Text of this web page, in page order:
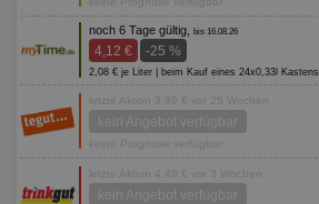
noch 6 Tage gültig, bis 16.08.26
4,12 € -25 %
2,08 € je Liter | beim Kauf eines 24x0,33l Kastens
letzte Aktion 3,99 € vor 25 Wochen
kein Angebot verfügbar
keine Prognose verfügbar
letzte Aktion 4,49 € vor 3 Wochen
kein Angebot verfügbar